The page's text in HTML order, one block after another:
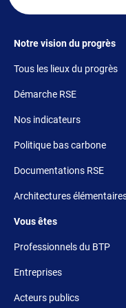
Footer 1
Notre vision du progrès
Tous les lieux du progrès
Démarche RSE
Nos indicateurs
Politique bas carbone
Documentations RSE
Architectures
Footer 3
Vous êtes
Professionnels du BTP
Entreprises
Acteurs publics